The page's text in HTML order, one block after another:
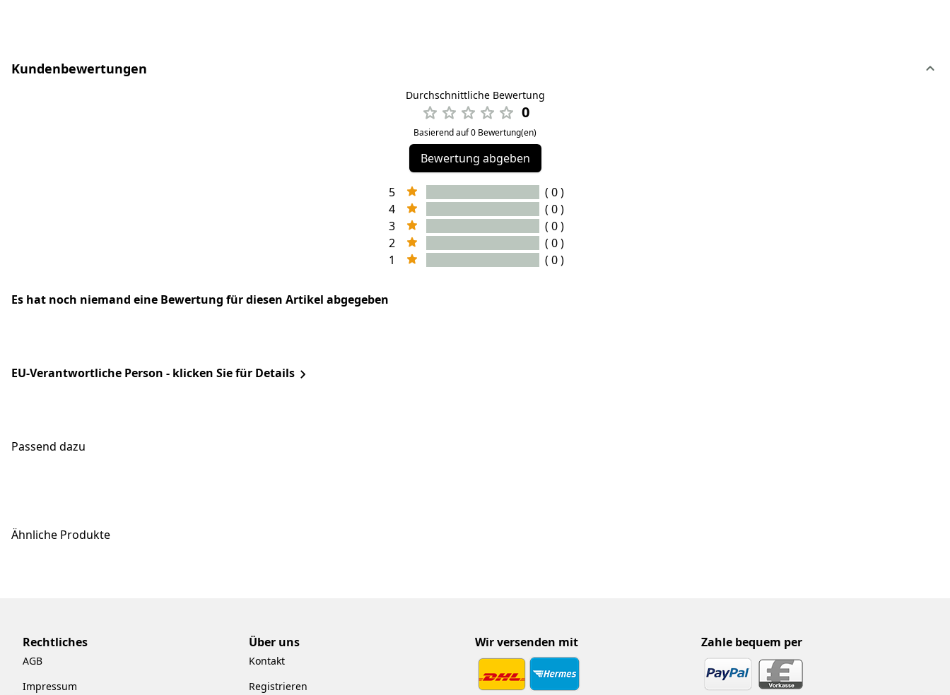
Kundenbewertungen
Durchschnittliche Bewertung
0
Basierend auf 0 Bewertung(en)
Bewertung abgeben
5
( 0 )
4
( 0 )
3
( 0 )
2
( 0 )
1
( 0 )
Es hat noch niemand eine Bewertung für diesen Artikel abgegeben
EU-Verantwortliche Person - klicken Sie für Details
Passend dazu
Ähnliche Produkte
Rechtliches
AGB
Impressum
Über uns
Kontakt
Registrieren
Wir versenden mit Zahle bequem per